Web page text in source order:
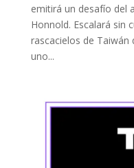
emitirá un desafío del
Honnold. Escalará sin
rascacielos de
uno...